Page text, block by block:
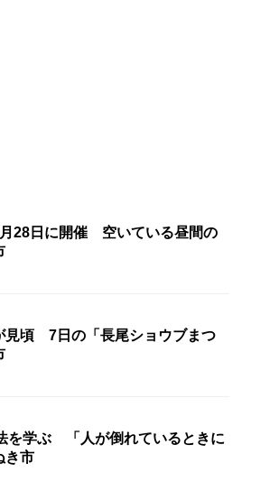
28日に開催 空いている昼間の
見頃 7日の「長尾ショウブまつ
を学ぶ 「人が倒れているときに
き市